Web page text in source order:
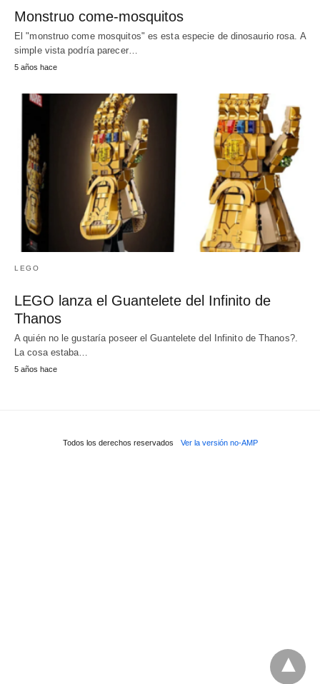
Monstruo come-mosquitos
El "monstruo come mosquitos" es esta especie de dinosaurio rosa. A
simple vista podría parecer…
5 años hace
LEGO
LEGO lanza el Guantelete del Infinito de
Thanos
A quién no le gustaría poseer el Guantelete del Infinito de Thanos?.
La cosa estaba…
5 años hace
Todos los derechos reservados Ver la versión no-AMP